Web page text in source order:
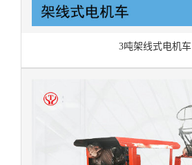
3吨架线式电机车